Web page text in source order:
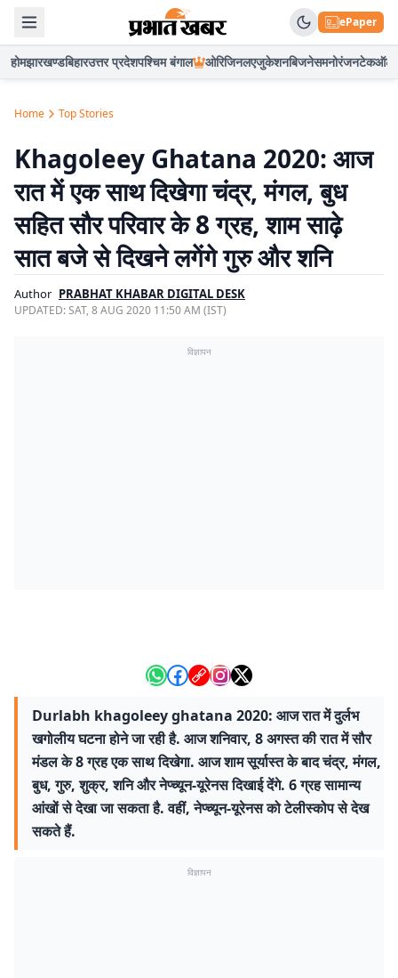
ePaper
होमझारखण्डबिहारउत्तर प्रदेशपश्चिम बंगाल ओरिजिनलएजुकेशनबिजनेसमनोरंजनटेकऑटो
Home Top Stories
Khagoleey Ghatana 2020: आज
रात में एक साथ दिखेगा चंद्र, मंगल, बुध
सहित सौर परिवार के 8 ग्रह, शाम साढ़े
सात बजे से दिखने लगेंगे गुरु और शनि
Author PRABHAT KHABAR DIGITAL DESK
UPDATED:SAT, 8 AUG 2020 11:50 AM (IST)
विज्ञापन
Durlabh khagoleey ghatana 2020: आज रात में दुर्लभ
खगोलीय घटना होने जा रही है. आज शनिवार, 8 अगस्त की रात में सौर
मंडल के 8 ग्रह एक साथ दिखेगा. आज शाम सूर्यास्त के बाद चंद्र, मंगल,
बुध, गुरु, शुक्र, शनि और नेप्च्यून-यूरेनस दिखाई देंगे. 6 ग्रह सामान्य
आंखों से देखा जा सकता है. वहीं, नेप्च्यून-यूरेनस को टेलीस्कोप से देख
सकते हैं.
विज्ञापन